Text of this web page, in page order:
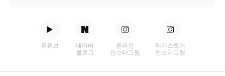
유튜브
네이버
블로그
온라인
인스타그램
메가스토어
인스타그램